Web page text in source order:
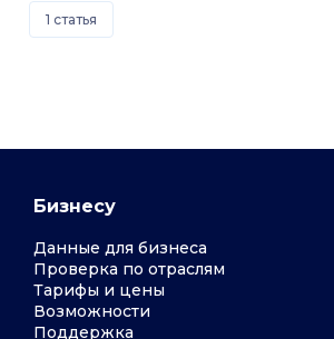
1 статья
Бизнесу
Данные для бизнеса
Проверка по отраслям
Тарифы и цены
Возможности
Поддержка